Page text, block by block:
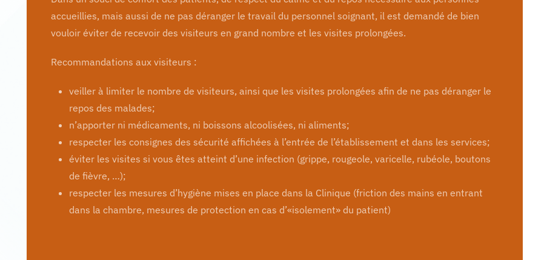
accueillies, mais aussi de ne pas déranger le travail du personnel soignant, il est demandé de bien
vouloir éviter de recevoir des visiteurs en grand nombre et les visites prolongées.
Recommandations aux visiteurs :
veiller à limiter le nombre de visiteurs, ainsi que les visites prolongées afin de ne pas déranger le
repos des malades;
n’apporter ni médicaments, ni boissons alcoolisées, ni aliments;
respecter les consignes des sécurité affichées à l’entrée de l’établissement et dans les services;
éviter les visites si vous êtes atteint d’une infection (grippe, rougeole, varicelle, rubéole, boutons
de fièvre, …);
respecter les mesures d’hygiène mises en place dans la Clinique (friction des mains en entrant
dans la chambre, mesures de protection en cas d’«isolement» du patient)